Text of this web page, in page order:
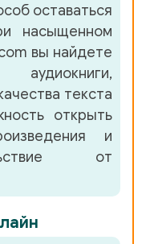
оставаться
насыщенном
вы найдете
текста
открыть
и
от